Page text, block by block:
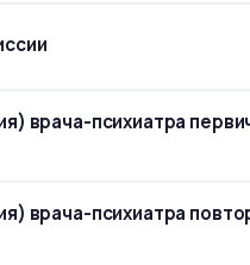
врача-психиатра
врача-психиатра